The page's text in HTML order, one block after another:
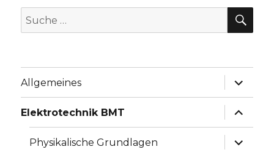
Suche
nach:
Allgemeines
Elektrotechnik BMT
Physikalische Grundlagen